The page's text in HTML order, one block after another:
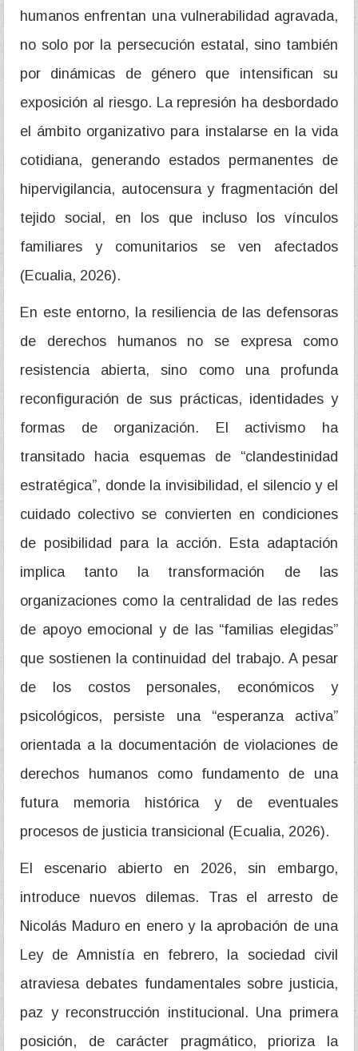
humanos enfrentan una vulnerabilidad agravada,
no solo por la persecución estatal, sino también
por dinámicas de género que intensifican su
exposición al riesgo. La represión ha desbordado
el ámbito organizativo para instalarse en la vida
cotidiana, generando estados permanentes de
hipervigilancia, autocensura y fragmentación del
tejido social, en los que incluso los vínculos
familiares y comunitarios se ven afectados
(Ecualia, 2026).
En este entorno, la resiliencia de las defensoras
de derechos humanos no se expresa como
resistencia abierta, sino como una profunda
reconfiguración de sus prácticas, identidades y
formas de organización. El activismo ha
transitado hacia esquemas de “clandestinidad
estratégica”, donde la invisibilidad, el silencio y el
cuidado colectivo se convierten en condiciones
de posibilidad para la acción. Esta adaptación
implica tanto la transformación de las
organizaciones como la centralidad de las redes
de apoyo emocional y de las “familias elegidas”
que sostienen la continuidad del trabajo. A pesar
de los costos personales, económicos y
psicológicos, persiste una “esperanza activa”
orientada a la documentación de violaciones de
derechos humanos como fundamento de una
futura memoria histórica y de eventuales
procesos de justicia transicional (Ecualia, 2026).
El escenario abierto en 2026, sin embargo,
introduce nuevos dilemas. Tras el arresto de
Nicolás Maduro en enero y la aprobación de una
Ley de Amnistía en febrero, la sociedad civil
atraviesa debates fundamentales sobre justicia,
paz y reconstrucción institucional. Una primera
posición, de carácter pragmático, prioriza la